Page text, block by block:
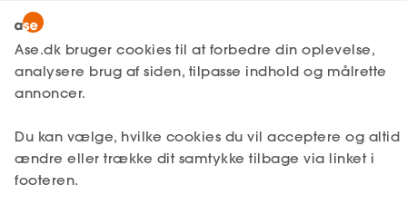
MitAse
Ase Selvstændig
Dokumenter.dk
Lønmodtager
A-kasse
Fagforening
Lønsikring
Få svar
Lønmodtager Få svar Jobsøgning
Podcasts om jobsøgning
og trivsel
Ase.dk bruger cookies til at forbedre din oplevelse,
analysere brug af siden, tilpasse indhold og målrette
annoncer.
Du kan vælge, hvilke cookies du vil acceptere og altid
ændre eller trække dit samtykke tilbage via linket i
footeren.